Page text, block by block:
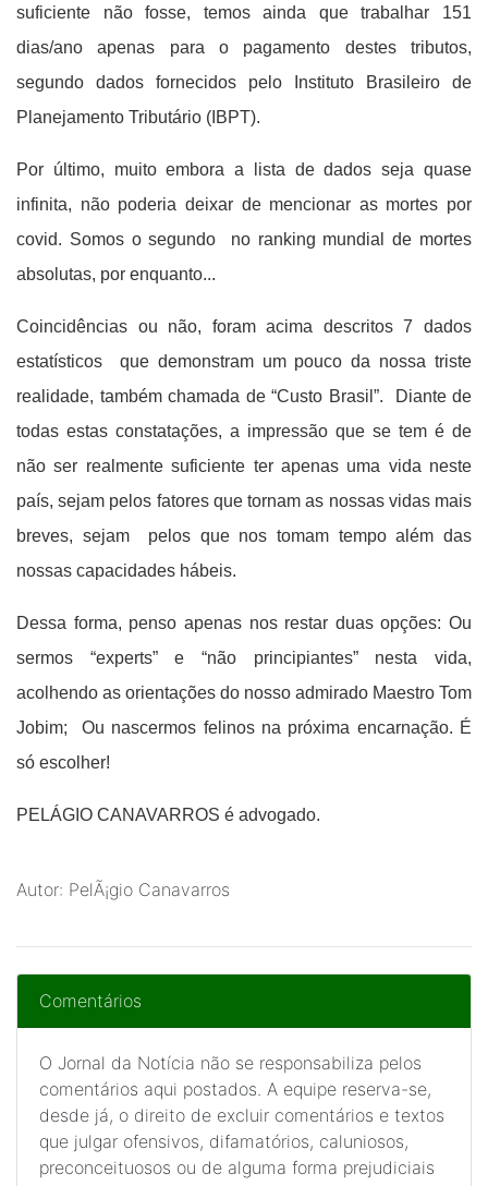
suficiente não fosse, temos ainda que trabalhar 151
dias/ano apenas para o pagamento destes tributos,
segundo dados fornecidos pelo Instituto Brasileiro de
Planejamento Tributário (IBPT).
Por último, muito embora a lista de dados seja quase
infinita, não poderia deixar de mencionar as mortes por
covid. Somos o segundo no ranking mundial de mortes
absolutas, por enquanto...
Coincidências ou não, foram acima descritos 7 dados
estatísticos que demonstram um pouco da nossa triste
realidade, também chamada de “Custo Brasil”.
Diante de
todas estas constatações, a impressão que se tem é de
não ser realmente suficiente ter apenas uma vida neste
país, sejam pelos fatores que tornam as nossas vidas mais
breves, sejam pelos que nos tomam tempo além das
nossas capacidades hábeis.
Dessa forma, penso apenas nos restar duas opções: Ou
sermos “experts” e “não principiantes” nesta vida,
acolhendo as orientações do nosso admirado Maestro Tom
Jobim; Ou nascermos felinos na próxima encarnação. É
só escolher!
PELÁGIO CANAVARROS é advogado.
Autor: PelÃ¡gio Canavarros
Comentários
O Jornal da Notícia não se responsabiliza pelos
comentários aqui postados. A equipe reserva-se,
desde já, o direito de excluir comentários e textos
que julgar ofensivos, difamatórios, caluniosos,
preconceituosos ou de alguma forma prejudiciais